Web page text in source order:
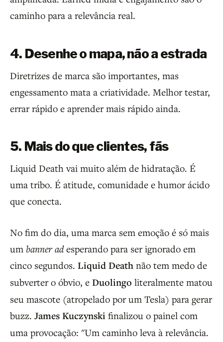
caminho para a relevância real.
4. Desenhe o mapa, não a estrada
Diretrizes de marca são importantes, mas
engessamento mata a criatividade. Melhor testar,
errar rápido e aprender mais rápido ainda.
5. Mais do que clientes, fãs
Liquid Death vai muito além de hidratação. É
uma tribo. É atitude, comunidade e humor ácido
que conecta.
No fim do dia, uma marca sem emoção é só mais
um banner adesperando para ser ignorado em
cinco segundos. Liquid Death não tem medo de
subverter o óbvio, e Duolingo literalmente matou
seu mascote (atropelado por um Tesla) para gerar
buzz. James Kuczynski finalizou o painel com
uma provocação: "Um caminho leva à relevância.